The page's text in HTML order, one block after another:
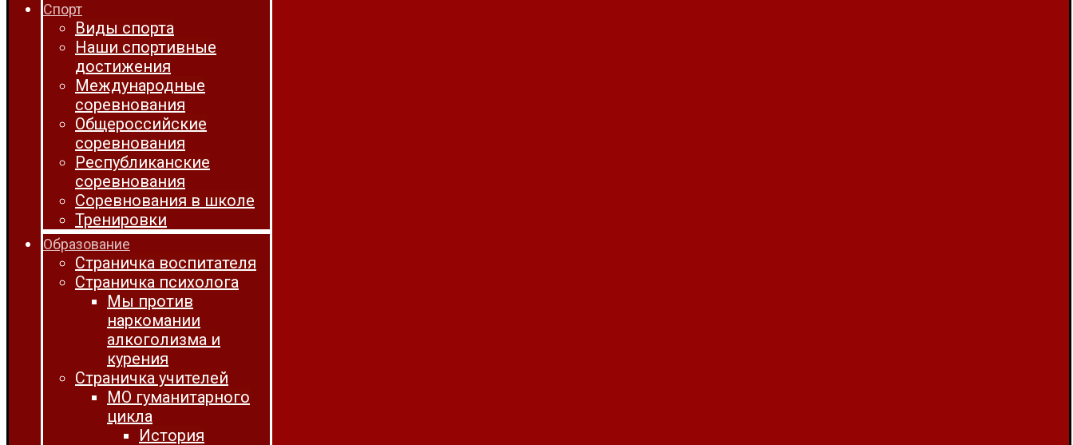
Спорт
Виды спорта
Наши спортивные
достижения
Международные
соревнования
Общероссийские
соревнования
Республиканские
соревнования
Соревнования в школе
Тренировки
Образование
Страничка воспитателя
Страничка психолога
Мы против
наркомании
алкоголизма и
курения
Страничка учителей
МО гуманитарного
цикла
История